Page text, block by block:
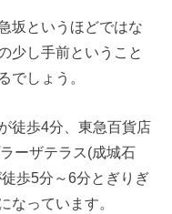
坂というほどではな
少し手前ということ
でしょう。
徒歩4分、東急百貨店
ーザテラス(成城石
歩5分～6分とぎりぎ
なっています。